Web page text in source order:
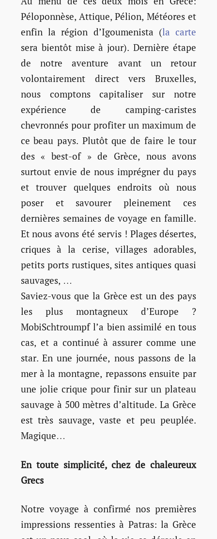
Péloponnèse, Attique, Pélion, Météores et
enfin la région d’Igoumenista (la carte
sera bientôt mise à jour). Dernière étape
de notre aventure avant un retour
volontairement direct vers Bruxelles,
nous comptons capitaliser sur notre
expérience de camping-caristes
chevronnés pour profiter un maximum de
ce beau pays. Plutôt que de faire le tour
des « best-of » de Grèce, nous avons
surtout envie de nous imprégner du pays
et trouver quelques endroits où nous
poser et savourer pleinement ces
dernières semaines de voyage en famille.
Et nous avons été servis ! Plages désertes,
criques à la cerise, villages adorables,
petits ports rustiques, sites antiques quasi
sauvages, …
Saviez-vous que la Grèce est un des pays
les plus montagneux d’Europe ?
MobiSchtroumpf l’a bien assimilé en tous
cas, et a continué à assurer comme une
star. En une journée, nous passons de la
mer à la montagne, repassons ensuite par
une jolie crique pour finir sur un plateau
sauvage à 500 mètres d’altitude. La Grèce
est très sauvage, vaste et peu peuplée.
Magique…
En toute simplicité, chez de chaleureux
Grecs
Notre voyage à confirmé nos premières
impressions ressenties à Patras: la Grèce